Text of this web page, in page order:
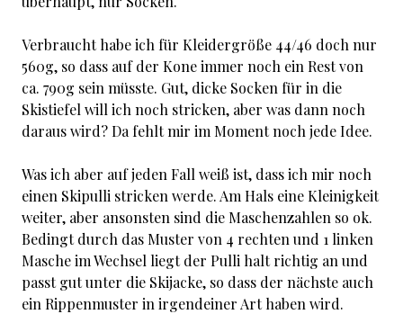
Verbraucht habe ich für Kleidergröße 44/46 doch nur
560g, so dass auf der Kone immer noch ein Rest von
ca. 790g sein müsste. Gut, dicke Socken für in die
Skistiefel will ich noch stricken, aber was dann noch
daraus wird? Da fehlt mir im Moment noch jede Idee.
Was ich aber auf jeden Fall weiß ist, dass ich mir noch
einen Skipulli stricken werde. Am Hals eine Kleinigkeit
weiter, aber ansonsten sind die Maschenzahlen so ok.
Bedingt durch das Muster von 4 rechten und 1 linken
Masche im Wechsel liegt der Pulli halt richtig an und
passt gut unter die Skijacke, so dass der nächste auch
ein Rippenmuster in irgendeiner Art haben wird.